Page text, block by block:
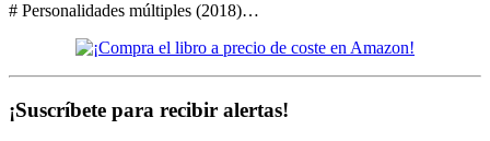
# Personalidades múltiples (2018)…
¡Suscríbete para recibir alertas!